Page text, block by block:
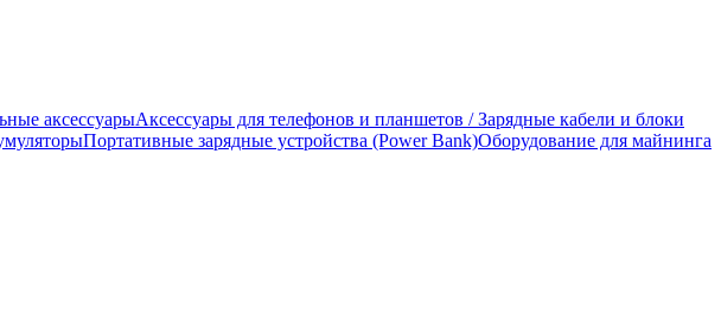
аксессуарыАксессуары для телефонов и планшетов / Зарядные кабели и блоки
Портативные зарядные устройства (Power Bank)Оборудование для майнинга